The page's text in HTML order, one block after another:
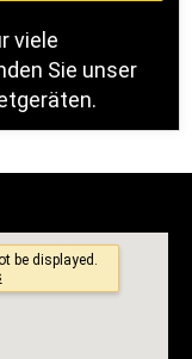
viele
Sie unser